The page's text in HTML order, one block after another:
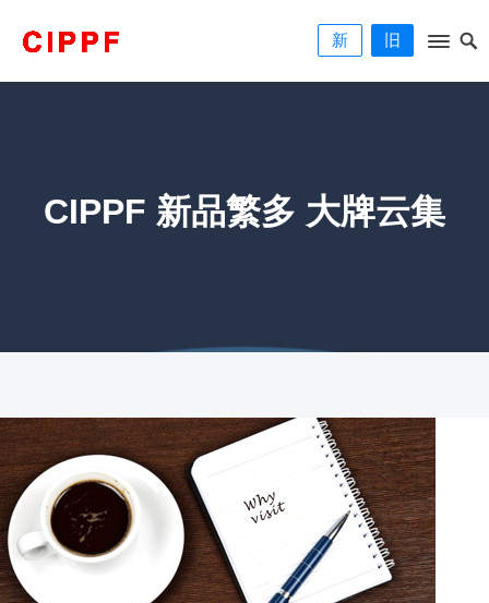
新 旧
CIPPF 新品繁多 大牌云集